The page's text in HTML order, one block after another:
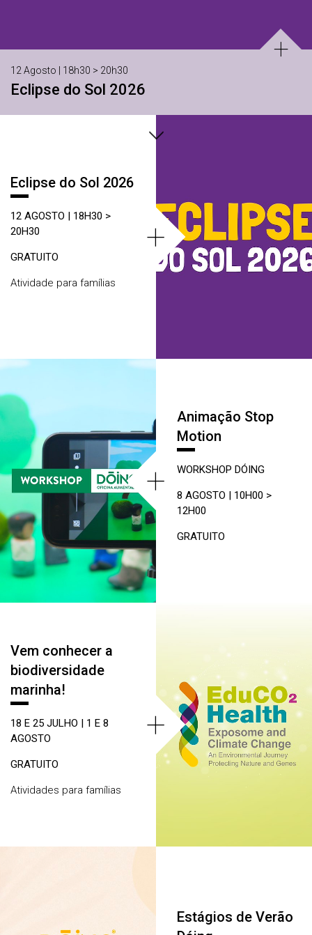
12 Agosto | 18h30 > 20h30
Eclipse do Sol 2026
Eclipse do Sol 2026
12 AGOSTO | 18H30 >
20H30
GRATUITO
Atividade para famílias
+
Animação Stop
Motion
WORKSHOP DÓING
8 AGOSTO | 10H00 >
12H00
GRATUITO
+
Vem conhecer a
biodiversidade
marinha!
18 E 25 JULHO | 1 E 8
AGOSTO
GRATUITO
Atividades para famílias
+
Estágios de Verão